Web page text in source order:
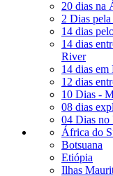
20 dias na
2 Dias
14 dias
14 dias
River
14 dias
12 dias
10 Dias -
08 dias
04 Dias no
África do
Botsuana
Etiópia
Ilhas